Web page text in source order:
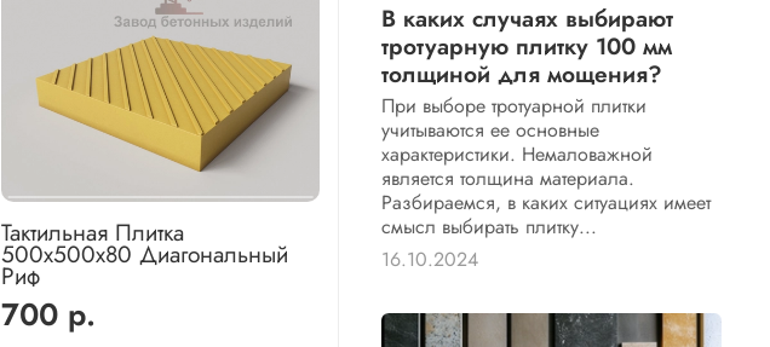
Тактильная Плитка
500х500х80 Диагональный
Риф
700 р.
В каких случаях выбирают
тротуарную плитку 100 мм
толщиной для мощения?
При выборе тротуарной плитки
учитываются ее основные
характеристики. Немаловажной
является толщина материала.
Разбираемся, в каких ситуациях имеет
смысл выбирать плитку...
16.10.2024